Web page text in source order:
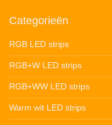
Categorieën
RGB LED strips
RGB+W LED strips
RGB+WW LED strips
Warm wit LED strips